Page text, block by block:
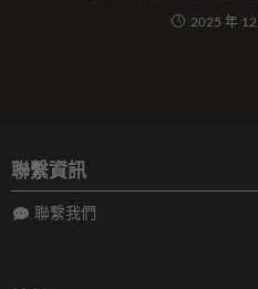
2025 年 12
聯繫資訊
聯繫我們